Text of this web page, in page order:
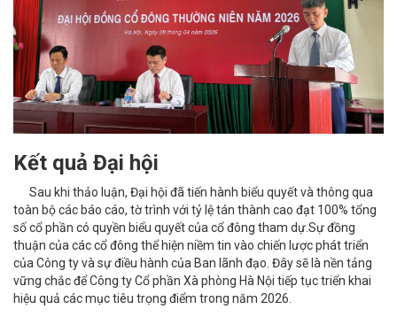
Kết quả Đại hội
Sau khi thảo luận, Đại hội đã tiến hành biểu quyết và thông qua
toàn bộ các báo cáo, tờ trình với tỷ lệ tán thành cao đạt 100% tổng
số cổ phần có quyền biểu quyết của cổ đông tham dự.Sự đồng
thuận của các cổ đông thể hiện niềm tin vào chiến lược phát triển
của Công ty và sự điều hành của Ban lãnh đạo. Đây sẽ là nền tảng
vững chắc để Công ty Cổ phần Xà phòng Hà Nội tiếp tục triển khai
hiệu quả các mục tiêu trọng điểm trong năm 2026.